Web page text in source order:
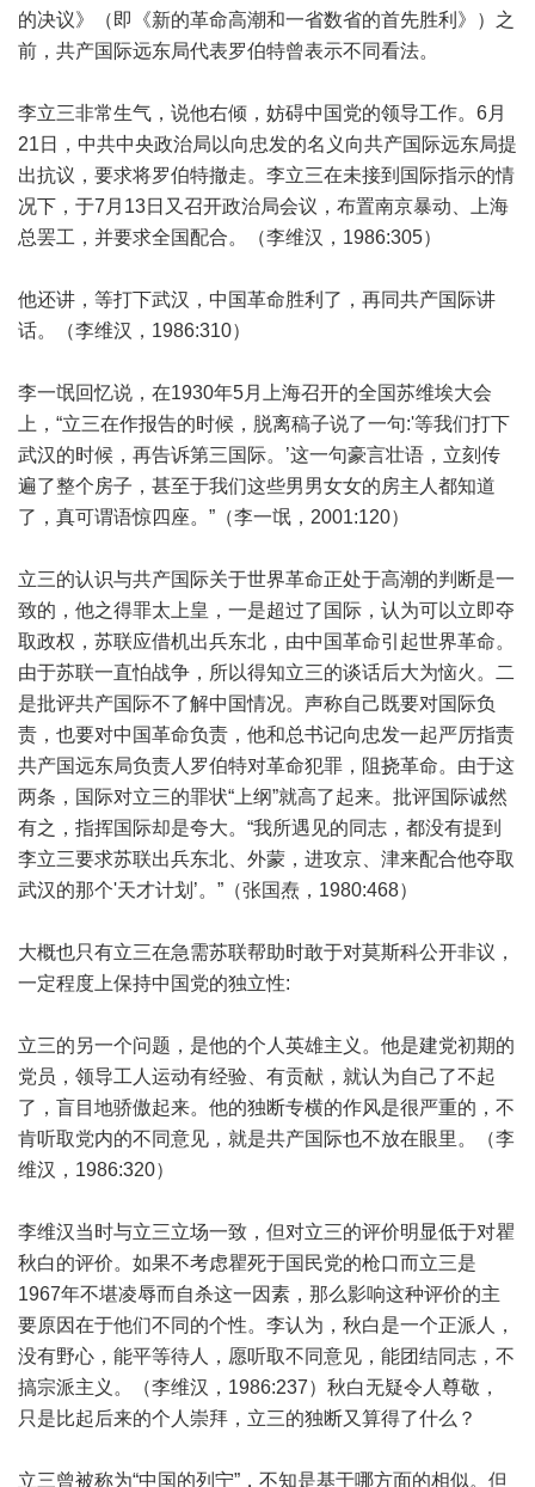
的决议》（即《新的革命高潮和一省数省的首先胜利》）之
前，共产国际远东局代表罗伯特曾表示不同看法。
李立三非常生气，说他右倾，妨碍中国党的领导工作。6月
21日，中共中央政治局以向忠发的名义向共产国际远东局提
出抗议，要求将罗伯特撤走。李立三在未接到国际指示的情
况下，于7月13日又召开政治局会议，布置南京暴动、上海
总罢工，并要求全国配合。（李维汉，1986:305）
他还讲，等打下武汉，中国革命胜利了，再同共产国际讲
话。（李维汉，1986:310）
李一氓回忆说，在1930年5月上海召开的全国苏维埃大会
上，“立三在作报告的时候，脱离稿子说了一句:'等我们打下
武汉的时候，再告诉第三国际。’这一句豪言壮语，立刻传
遍了整个房子，甚至于我们这些男男女女的房主人都知道
了，真可谓语惊四座。”（李一氓，2001:120）
立三的认识与共产国际关于世界革命正处于高潮的判断是一
致的，他之得罪太上皇，一是超过了国际，认为可以立即夺
取政权，苏联应借机出兵东北，由中国革命引起世界革命。
由于苏联一直怕战争，所以得知立三的谈话后大为恼火。二
是批评共产国际不了解中国情况。声称自己既要对国际负
责，也要对中国革命负责，他和总书记向忠发一起严厉指责
共产国远东局负责人罗伯特对革命犯罪，阻挠革命。由于这
两条，国际对立三的罪状“上纲”就高了起来。批评国际诚然
有之，指挥国际却是夸大。“我所遇见的同志，都没有提到
李立三要求苏联出兵东北、外蒙，进攻京、津来配合他夺取
武汉的那个'天才计划’。”（张国焘，1980:468）
大概也只有立三在急需苏联帮助时敢于对莫斯科公开非议，
一定程度上保持中国党的独立性:
立三的另一个问题，是他的个人英雄主义。他是建党初期的
党员，领导工人运动有经验、有贡献，就认为自己了不起
了，盲目地骄傲起来。他的独断专横的作风是很严重的，不
肯听取党内的不同意见，就是共产国际也不放在眼里。（李
维汉，1986:320）
李维汉当时与立三立场一致，但对立三的评价明显低于对瞿
秋白的评价。如果不考虑瞿死于国民党的枪口而立三是
1967年不堪凌辱而自杀这一因素，那么影响这种评价的主
要原因在于他们不同的个性。李认为，秋白是一个正派人，
没有野心，能平等待人，愿听取不同意见，能团结同志，不
搞宗派主义。（李维汉，1986:237）秋白无疑令人尊敬，
只是比起后来的个人崇拜，立三的独断又算得了什么？
立三曾被称为“中国的列宁”，不知是基于哪方面的相似。但